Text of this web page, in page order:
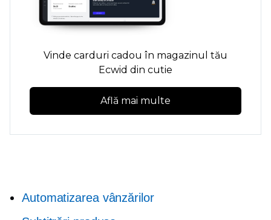
Vinde carduri cadou în magazinul tău
Ecwid din cutie
Află mai multe
Automatizarea vânzărilor